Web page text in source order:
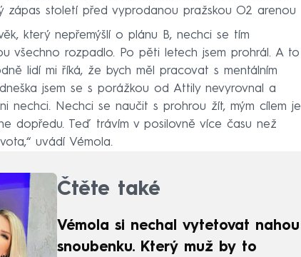
zápas století před vyprodanou pražskou O2 arenou
který nepřemýšlí o plánu B, nechci se tím
všechno rozpadlo. Po pěti letech jsem prohrál. A to
lidí mi říká, že bych měl pracovat s mentálním
jsem se s porážkou od Attily nevyrovnal a
nechci. Nechci se naučit s prohrou žít, mým cílem je
dopředu. Teď trávím v posilovně více času než
uvádí Vémola.
Čtěte také
Vémola si nechal vytetovat nahou
snoubenku. Který muž by to